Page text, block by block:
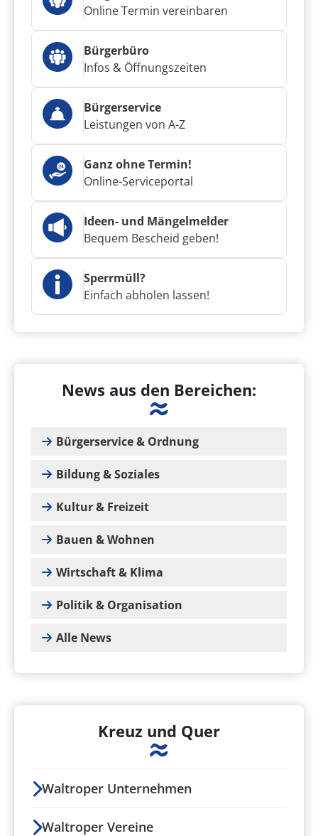
Online Termin vereinbaren
Bürgerbüro
Infos & Öffnungszeiten
Bürgerservice
Leistungen von A-Z
Ganz ohne Termin!
Online-Serviceportal
Ideen- und Mängelmelder
Bequem Bescheid geben!
Sperrmüll?
Einfach abholen lassen!
News aus den Bereichen:
Bürgerservice & Ordnung
Bildung & Soziales
Kultur & Freizeit
Bauen & Wohnen
Wirtschaft & Klima
Politik & Organisation
Alle News
Kreuz und Quer
Waltroper Unternehmen
Waltroper Vereine